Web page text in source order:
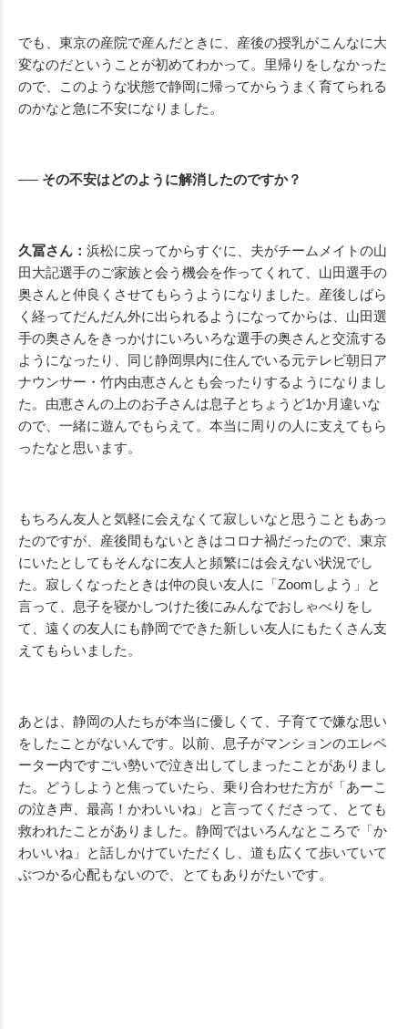
でも、東京の産院で産んだときに、産後の授乳がこんなに大
変なのだということが初めてわかって。里帰りをしなかった
ので、このような状態で静岡に帰ってからうまく育てられる
のかなと急に不安になりました。
── その不安はどのように解消したのですか？
久冨さん： 浜松に戻ってからすぐに、夫がチームメイトの山
田大記選手のご家族と会う機会を作ってくれて、山田選手の
奥さんと仲良くさせてもらうようになりました。産後しばら
く経ってだんだん外に出られるようになってからは、山田選
手の奥さんをきっかけにいろいろな選手の奥さんと交流する
ようになったり、同じ静岡県内に住んでいる元テレビ朝日ア
ナウンサー・竹内由恵さんとも会ったりするようになりまし
た。由恵さんの上のお子さんは息子とちょうど1か月違いな
ので、一緒に遊んでもらえて。本当に周りの人に支えてもら
ったなと思います。
もちろん友人と気軽に会えなくて寂しいなと思うこともあっ
たのですが、産後間もないときはコロナ禍だったので、東京
にいたとしてもそんなに友人と頻繁には会えない状況でし
た。寂しくなったときは仲の良い友人に「Zoomしよう」と
言って、息子を寝かしつけた後にみんなでおしゃべりをし
て、遠くの友人にも静岡でできた新しい友人にもたくさん支
えてもらいました。
あとは、静岡の人たちが本当に優しくて、子育てで嫌な思い
をしたことがないんです。以前、息子がマンションのエレベ
ーター内ですごい勢いで泣き出してしまったことがありまし
た。どうしようと焦っていたら、乗り合わせた方が「あーこ
の泣き声、最高！かわいいね」と言ってくださって、とても
救われたことがありました。静岡ではいろんなところで「か
わいいね」と話しかけていただくし、道も広くて歩いていて
ぶつかる心配もないので、とてもありがたいです。